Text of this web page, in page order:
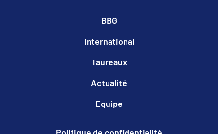
BBG
International
Taureaux
Actualité
Equipe